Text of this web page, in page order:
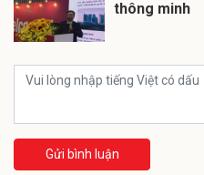
thông minh
Gửi bình luận